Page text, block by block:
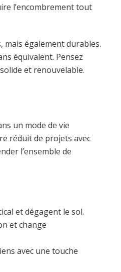
l’encombrement tout
mais également durables.
équivalent. Pensez
et renouvelable.
un mode de vie
réduit de projets avec
l’ensemble de
et dégagent le sol.
et change
avec une touche